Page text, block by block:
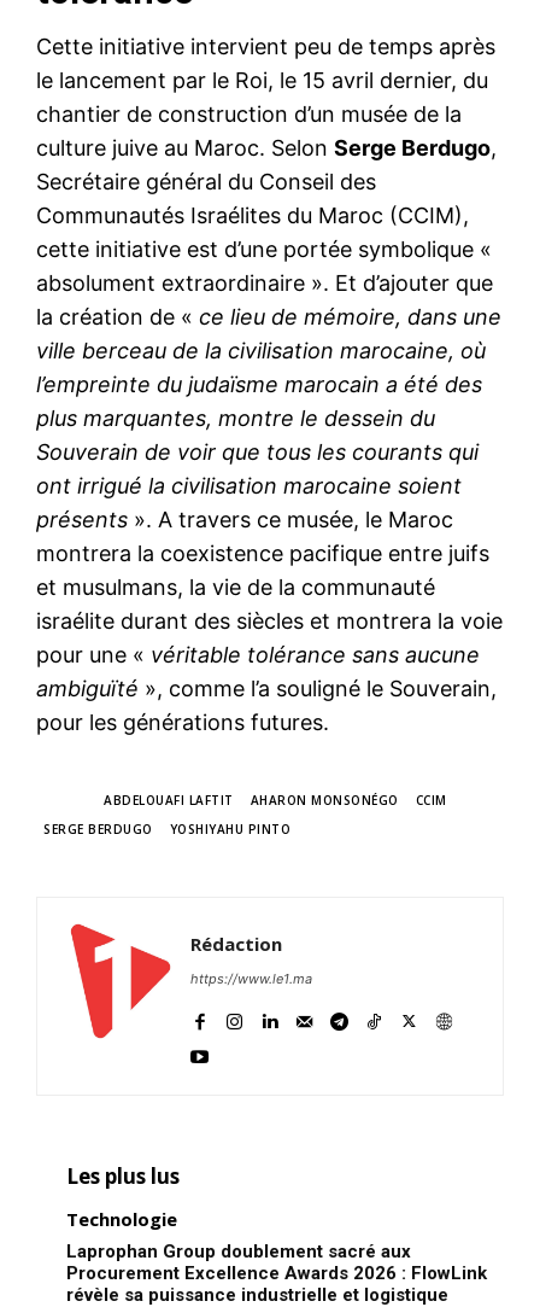
Cette initiative intervient peu de temps après
le lancement par le Roi, le 15 avril dernier, du
chantier de construction d’un musée de la
culture juive au Maroc. Selon Serge Berdugo,
Secrétaire général du Conseil des
Communautés Israélites du Maroc (CCIM),
cette initiative est d’une portée symbolique «
absolument extraordinaire ». Et d’ajouter que
la création de « ce lieu de mémoire, dans une
ville berceau de la civilisation marocaine, où
l’empreinte du judaïsme marocain a été des
plus marquantes, montre le dessein du
Souverain de voir que tous les courants qui
ont irrigué la civilisation marocaine soient
présents ». A travers ce musée, le Maroc
montrera la coexistence pacifique entre juifs
et musulmans, la vie de la communauté
israélite durant des siècles et montrera la voie
pour une « véritable tolérance sans aucune
ambiguïté », comme l’a souligné le Souverain,
pour les générations futures.
ABDELOUAFI LAFTIT AHARON MONSONÉGO
CCIM
SERGE BERDUGO
YOSHIYAHU PINTO
Rédaction
https://www.le1.ma
Les plus lus
Technologie
Laprophan Group doublement sacré aux
Procurement Excellence Awards 2026 : FlowLink
révèle sa puissance industrielle et logistique